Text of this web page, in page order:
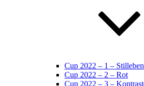
Cup 2022 – 1 – Stilleben
Cup 2022 – 2 – Rot
Cup 2022 – 3 –